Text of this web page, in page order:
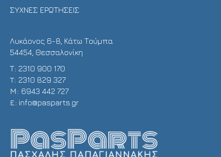
ΣΥΧΝΕΣ ΕΡΩΤΗΣΕΙΣ
Λυκάονος 6-8, Κάτω Τούμπα
54454, Θεσσαλονίκη
Τ: 2310 900 170
T: 2310 829 327
Μ: 6943 442 727
E: info@pasparts.gr